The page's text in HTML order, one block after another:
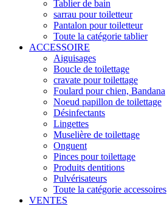
Tablier de bain
sarrau pour toiletteur
Pantalon pour toiletteur
Toute la catégorie tablier
ACCESSOIRE
Aiguisages
Boucle de toilettage
cravate pour toilettage
Foulard pour chien, Bandana
Noeud papillon de toilettage
Désinfectants
Lingettes
Muselière de toilettage
Onguent
Pinces pour toilettage
Produits dentitions
Pulvérisateurs
Toute la catégorie accessoires
VENTES